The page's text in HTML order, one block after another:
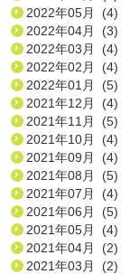
2022年05月 (4)
2022年04月 (3)
2022年03月 (4)
2022年02月 (4)
2022年01月 (5)
2021年12月 (4)
2021年11月 (5)
2021年10月 (4)
2021年09月 (4)
2021年08月 (5)
2021年07月 (4)
2021年06月 (5)
2021年05月 (4)
2021年04月 (2)
2021年03月 (2)